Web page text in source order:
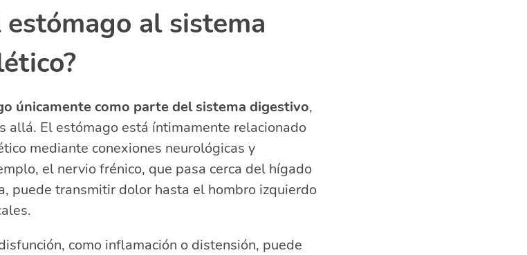
izquierdo después de comer?
lado izquierdo del hombro?
el brazo izquierdo?
estómago al sistema
únicamente como parte del sistema digestivo,
allá. El estómago está íntimamente relacionado
mediante conexiones neurológicas y
el nervio frénico, que pasa cerca del hígado
puede transmitir dolor hasta el hombro izquierdo
como inflamación o distensión, puede